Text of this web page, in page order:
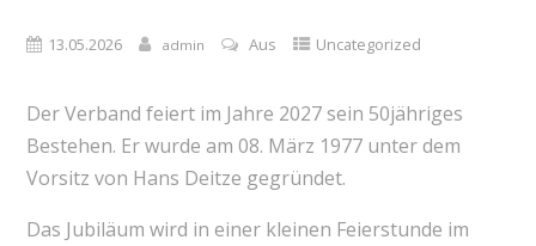
13.05.2026 admin Aus Uncategorized
Der Verband feiert im Jahre 2027 sein 50jähriges
Bestehen. Er wurde am 08. März 1977 unter dem
Vorsitz von Hans Deitze gegründet.
Das Jubiläum wird in einer kleinen Feierstunde im